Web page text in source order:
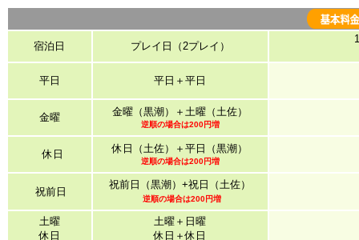
宿泊日 プレイ日（2プレイ）
平日 平日＋平日
金曜 金曜（黒潮）＋土曜（土佐）
逆順の場合は200円増
休日 休日（土佐）＋平日（黒潮）
逆順の場合は200円増
祝前日
祝前日（黒潮）+祝日（土佐）
逆順の場合は200円増
土曜
休日
土曜＋日曜
休日＋休日